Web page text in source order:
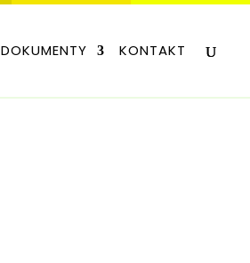
DOKUMENTY KONTAKT